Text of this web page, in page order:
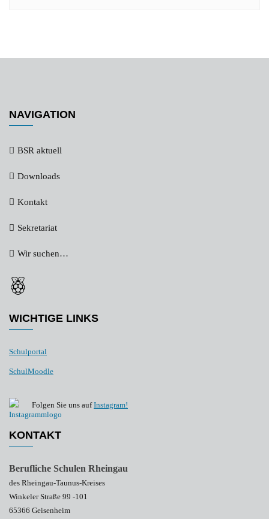
NAVIGATION
BSR aktuell
Downloads
Kontakt
Sekretariat
Wir suchen…
WICHTIGE LINKS
Schulportal
SchulMoodle
Folgen Sie uns aufInstagram!
KONTAKT
Berufliche Schulen Rheingau
des Rheingau-Taunus-Kreises
Winkeler Straße 99 -101
65366 Geisenheim